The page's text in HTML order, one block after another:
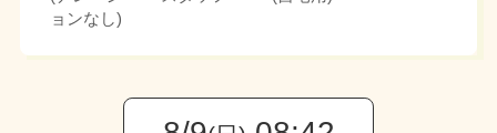
ョンなし)